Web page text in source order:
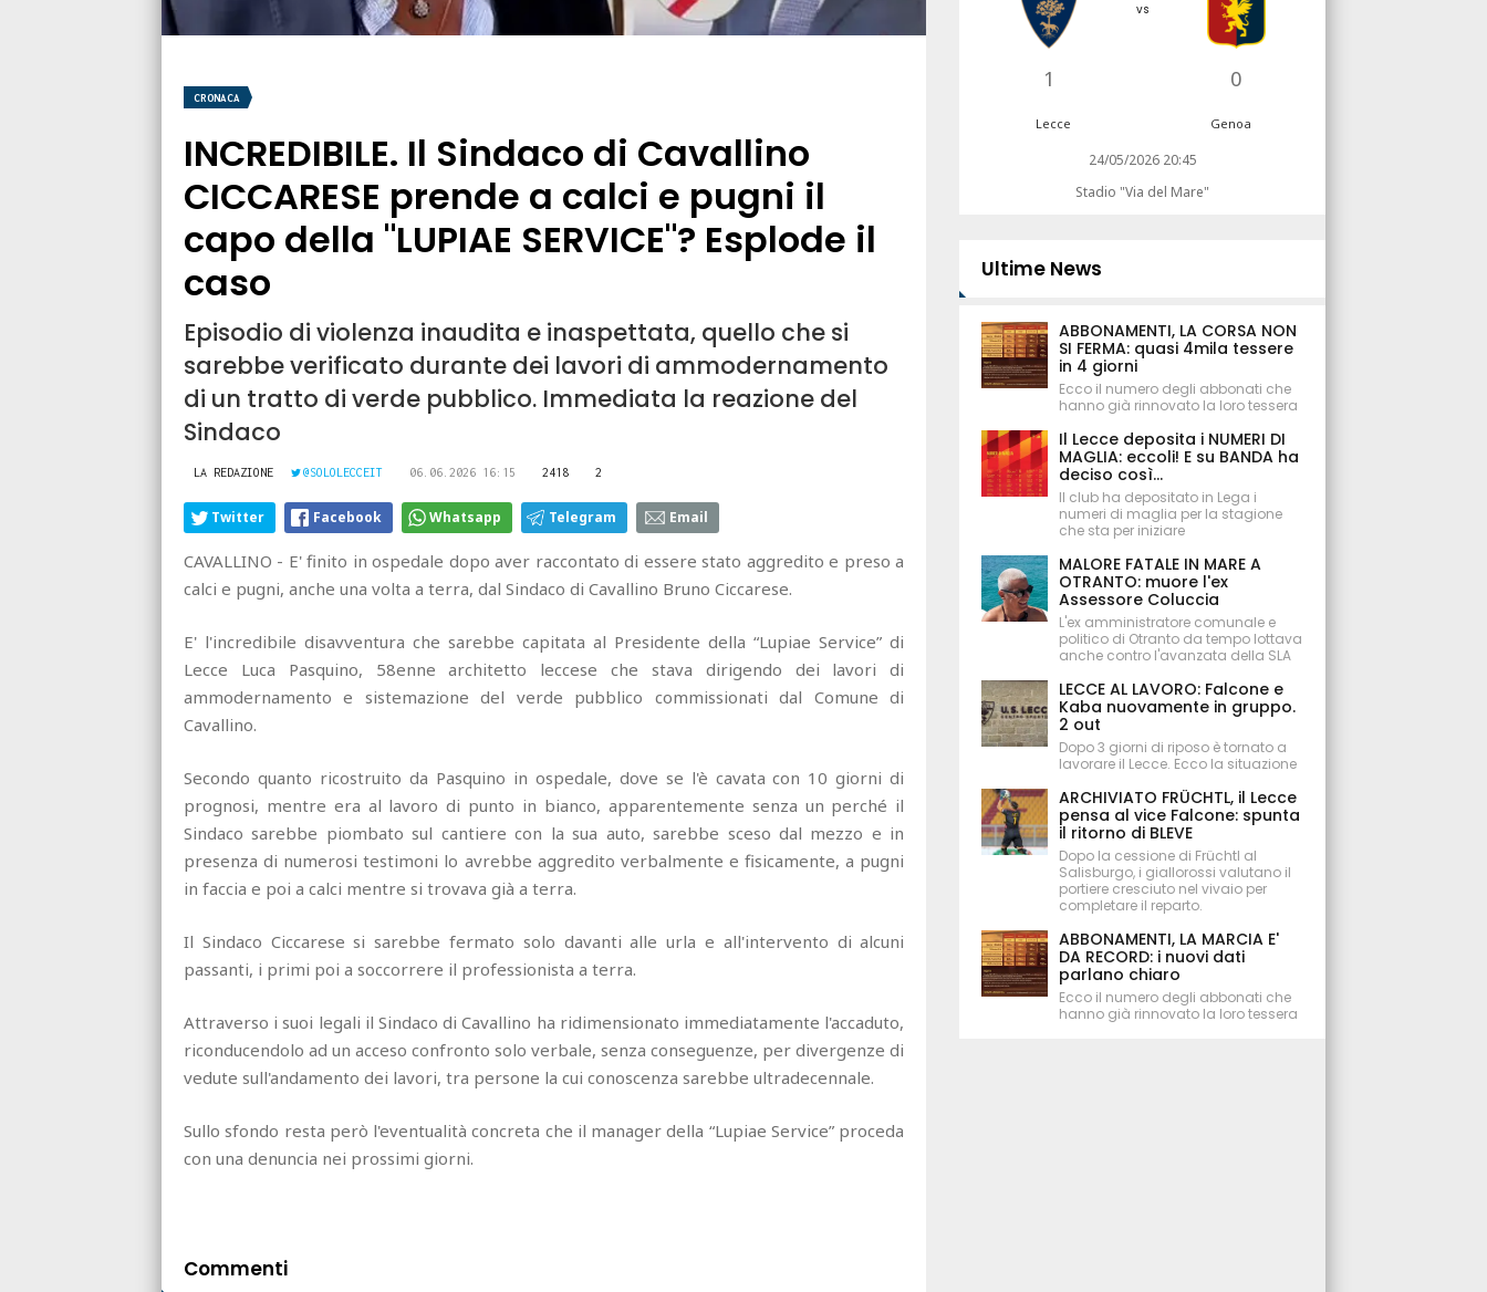
CRONACA
INCREDIBILE. Il Sindaco di Cavallino
CICCARESE prende a calci e pugni il
capo della "LUPIAE SERVICE"? Esplode il
caso
Episodio di violenza inaudita e inaspettata, quello che si
sarebbe verificato durante dei lavori di ammodernamento
di un tratto di verde pubblico. Immediata la reazione del
Sindaco
LA REDAZIONE @SOLOLECCEIT 06.06.2026 16:15 2418 2
Twitter Facebook Whatsapp Telegram Email
CAVALLINO - E' finito in ospedale dopo aver raccontato di essere stato aggredito e preso a
calci e pugni, anche una volta a terra, dal Sindaco di Cavallino Bruno Ciccarese.
E' l'incredibile disavventura che sarebbe capitata al Presidente della “Lupiae Service” di
Lecce Luca Pasquino, 58enne architetto leccese che stava dirigendo dei lavori di
ammodernamento e sistemazione del verde pubblico commissionati dal Comune di
Cavallino.
Secondo quanto ricostruito da Pasquino in ospedale, dove se l'è cavata con 10 giorni di
prognosi, mentre era al lavoro di punto in bianco, apparentemente senza un perché il
Sindaco sarebbe piombato sul cantiere con la sua auto, sarebbe sceso dal mezzo e in
presenza di numerosi testimoni lo avrebbe aggredito verbalmente e fisicamente, a pugni
in faccia e poi a calci mentre si trovava già a terra.
Il Sindaco Ciccarese si sarebbe fermato solo davanti alle urla e all'intervento di alcuni
passanti, i primi poi a soccorrere il professionista a terra.
Attraverso i suoi legali il Sindaco di Cavallino ha ridimensionato immediatamente l'accaduto,
riconducendolo ad un acceso confronto solo verbale, senza conseguenze, per divergenze di
vedute sull'andamento dei lavori, tra persone la cui conoscenza sarebbe ultradecennale.
Sullo sfondo resta però l'eventualità concreta che il manager della “Lupiae Service” proceda
con una denuncia nei prossimi giorni.
Commenti
1
vs
0
Lecce Genoa
24/05/2026 20:45
Stadio "Via del Mare"
Ultime News
ABBONAMENTI, LA CORSA NON
SI FERMA: quasi 4mila tessere
in 4 giorni
Ecco il numero degli abbonati che
hanno già rinnovato la loro tessera
Il Lecce deposita i NUMERI DI
MAGLIA: eccoli! E su BANDA ha
deciso così...
Il club ha depositato in Lega i
numeri di maglia per la stagione
che sta per iniziare
MALORE FATALE IN MARE A
OTRANTO: muore l'ex
Assessore Coluccia
L'ex amministratore comunale e
politico di Otranto da tempo lottava
anche contro l'avanzata della SLA
LECCE AL LAVORO: Falcone e
Kaba nuovamente in gruppo.
2 out
Dopo 3 giorni di riposo è tornato a
lavorare il Lecce. Ecco la situazione
ARCHIVIATO FRÜCHTL, il Lecce
pensa al vice Falcone: spunta
il ritorno di BLEVE
Dopo la cessione di Früchtl al
Salisburgo, i giallorossi valutano il
portiere cresciuto nel vivaio per
completare il reparto.
ABBONAMENTI, LA MARCIA E'
DA RECORD: i nuovi dati
parlano chiaro
Ecco il numero degli abbonati che
hanno già rinnovato la loro tessera